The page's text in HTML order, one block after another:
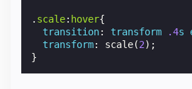
. scale: hover{
transition: transform .4s
transform: scale(2);
}